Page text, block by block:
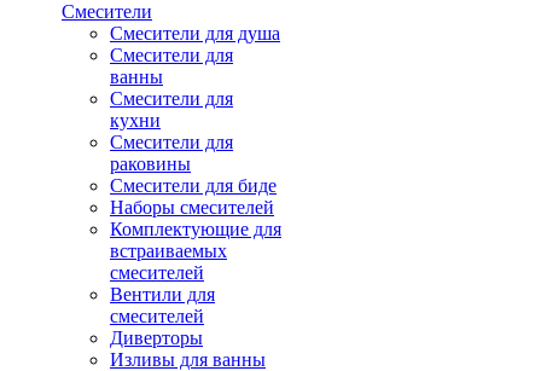
Смесители
Смесители для душа
Смесители для
ванны
Смесители для
кухни
Смесители для
раковины
Смесители для биде
Наборы смесителей
Комплектующие для
встраиваемых
смесителей
Вентили для
смесителей
Диверторы
Изливы для ванны